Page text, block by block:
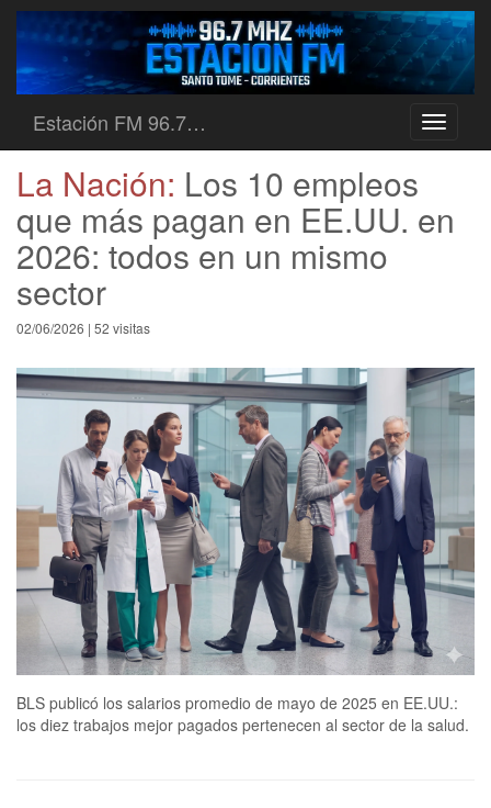
Toggle
Estación FM 96.7…
La Nación: Los 10 empleos
que más pagan en EE.UU. en
2026: todos en un mismo
sector
02/06/2026 | 52 visitas
BLS publicó los salarios promedio de mayo de 2025 en EE.UU.:
los diez trabajos mejor pagados pertenecen al sector de la salud.